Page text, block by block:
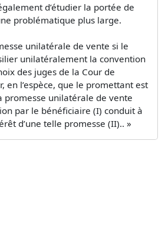
d’étudier la portée de
problématique plus large.
unilatérale de vente si le
unilatéralement la convention
des juges de la Cour de
en l’espèce, que le promettant est
promesse unilatérale de vente
par le bénéficiaire (I) conduit à
d’une telle promesse (II).. »